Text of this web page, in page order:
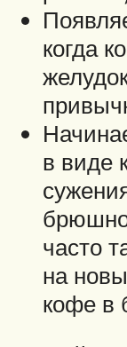
когда
в виде
часто
на
кофе в